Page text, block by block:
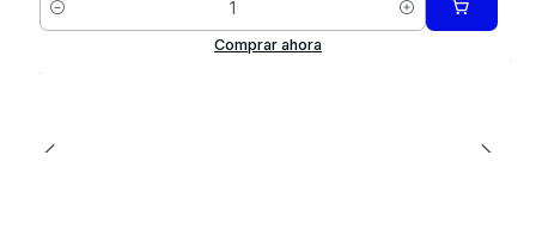
Cantidad
Comprar ahora